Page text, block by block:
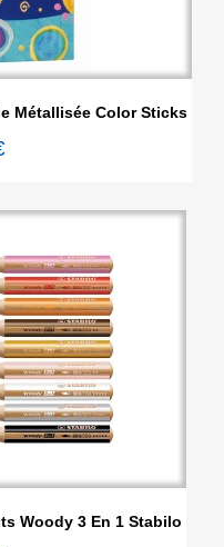
Métallisée Color Sticks
Woody 3 En 1 Stabilo